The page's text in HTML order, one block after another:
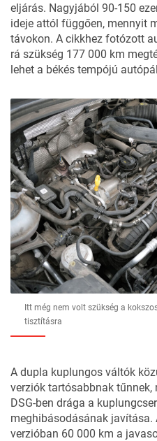
eljárás. Nagyjából 90-150
ideje attól függően, mennyit
távokon. A cikkhez fotózott
rá szükség 177 000 km
lehet a békés tempójú
Itt még nem volt szükség a
tisztításra
A dupla kuplungos váltók
verziók tartósabbnak
DSG-ben drága a
meghibásodásának
verzióban 60 000 km a